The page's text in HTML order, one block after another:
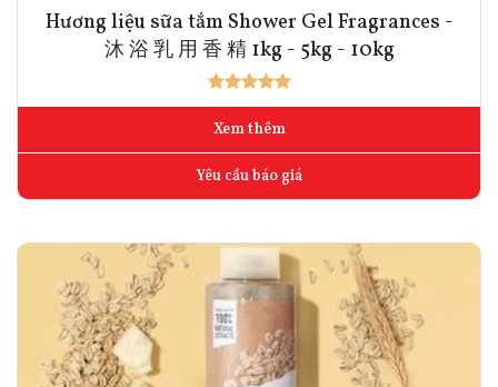
Hương liệu sữa tắm Shower Gel Fragrances -
沐 浴 乳 用 香 精 1kg - 5kg - 10kg
Xem thêm
Yêu cầu báo giá